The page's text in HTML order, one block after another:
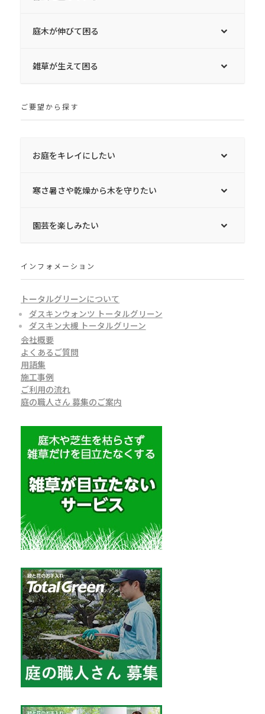
庭木が伸びて困る
雑草が生えて困る
ご要望から探す
お庭をキレイにしたい
寒さ暑さや乾燥から木を守りたい
園芸を楽しみたい
インフォメーション
トータルグリーンについて
ダスキンウォンツ トータルグリーン
ダスキン大槻 トータルグリーン
会社概要
よくあるご質問
用語集
施工事例
ご利用の流れ
庭の職人さん 募集のご案内